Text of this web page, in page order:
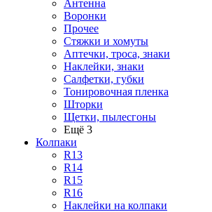
Антенна
Воронки
Прочее
Стяжки и хомуты
Аптечки, троса, знаки
Наклейки, знаки
Салфетки, губки
Тонировочная пленка
Шторки
Щетки, пылесгоны
Ещё 3
Колпаки
R13
R14
R15
R16
Наклейки на колпаки